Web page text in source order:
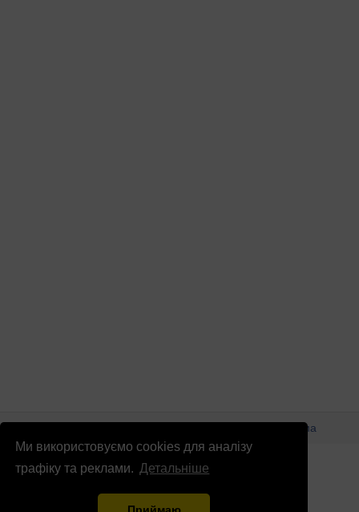
Ми використовуємо cookies для аналізу
трафіку та реклами. Детальніше
© Патріоти України 2026 Правова інформація
Реклама
info@patrioty.org.ua